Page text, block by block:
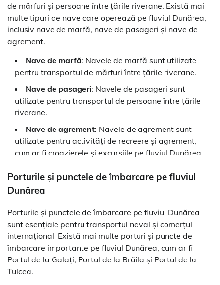
de mărfuri și persoane între țările riverane. Există mai
multe tipuri de nave care operează pe fluviul Dunărea,
inclusiv nave de marfă, nave de pasageri și nave de
agrement.
Nave de marfă: Navele de marfă sunt utilizate
pentru transportul de mărfuri între țările riverane.
Nave de pasageri: Navele de pasageri sunt
utilizate pentru transportul de persoane între țările
riverane.
Nave de agrement: Navele de agrement sunt
utilizate pentru activități de recreere și agrement,
cum ar fi croazierele și excursiile pe fluviul Dunărea.
Porturile și punctele de îmbarcare pe fluviul
Dunărea
Porturile și punctele de îmbarcare pe fluviul Dunărea
sunt esențiale pentru transportul naval și comerțul
internațional. Există mai multe porturi și puncte de
îmbarcare importante pe fluviul Dunărea, cum ar fi
Portul de la Galați, Portul de la Brăila și Portul de la
Tulcea.